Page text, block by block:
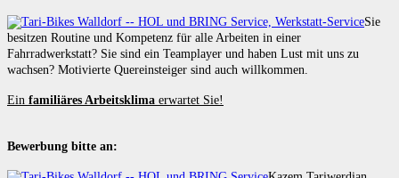
Sie
besitzen Routine und Kompetenz für alle Arbeiten in einer
Fahrradwerkstatt? Sie sind ein Teamplayer und haben Lust mit uns zu
wachsen? Motivierte Quereinsteiger sind auch willkommen.
Ein familiäres Arbeitsklima erwartet Sie!
Bewerbung bitte an: